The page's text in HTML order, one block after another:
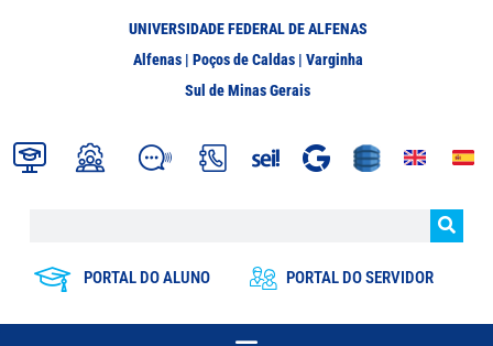
UNIVERSIDADE FEDERAL DE ALFENAS
Alfenas | Poços de Caldas | Varginha
Sul de Minas Gerais
PORTAL DO ALUNO PORTAL DO SERVIDOR